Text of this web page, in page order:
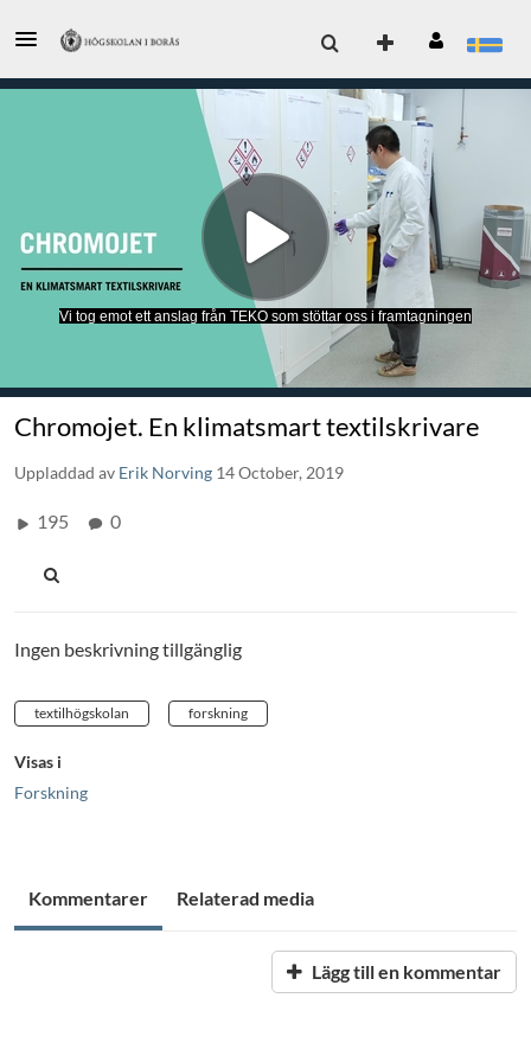
Vi tog emot ett anslag från TEKO som stöttar oss i framtagningen
Chromojet. En klimatsmart textilskrivare
Uppladdad av Erik Norving 14 October, 2019
195 0
Ingen beskrivning tillgänglig
textilhögskolan forskning
Visas i
Forskning
Kommentarer Relaterad media
Lägg till en kommentar